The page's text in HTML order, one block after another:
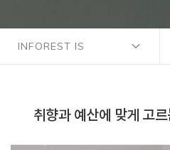
INFOREST IS
취향과 예산에 맞게 고